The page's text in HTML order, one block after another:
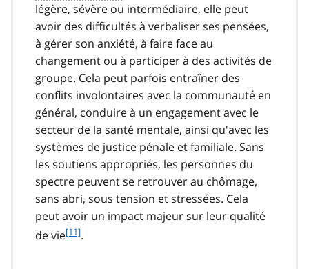
légère, sévère ou intermédiaire, elle peut
avoir des difficultés à verbaliser ses pensées,
à gérer son anxiété, à faire face au
changement ou à participer à des activités de
groupe. Cela peut parfois entraîner des
conflits involontaires avec la communauté en
général, conduire à un engagement avec le
secteur de la santé mentale, ainsi qu'avec les
systèmes de justice pénale et familiale. Sans
les soutiens appropriés, les personnes du
spectre peuvent se retrouver au chômage,
sans abri, sous tension et stressées. Cela
peut avoir un impact majeur sur leur qualité
de vief[11].